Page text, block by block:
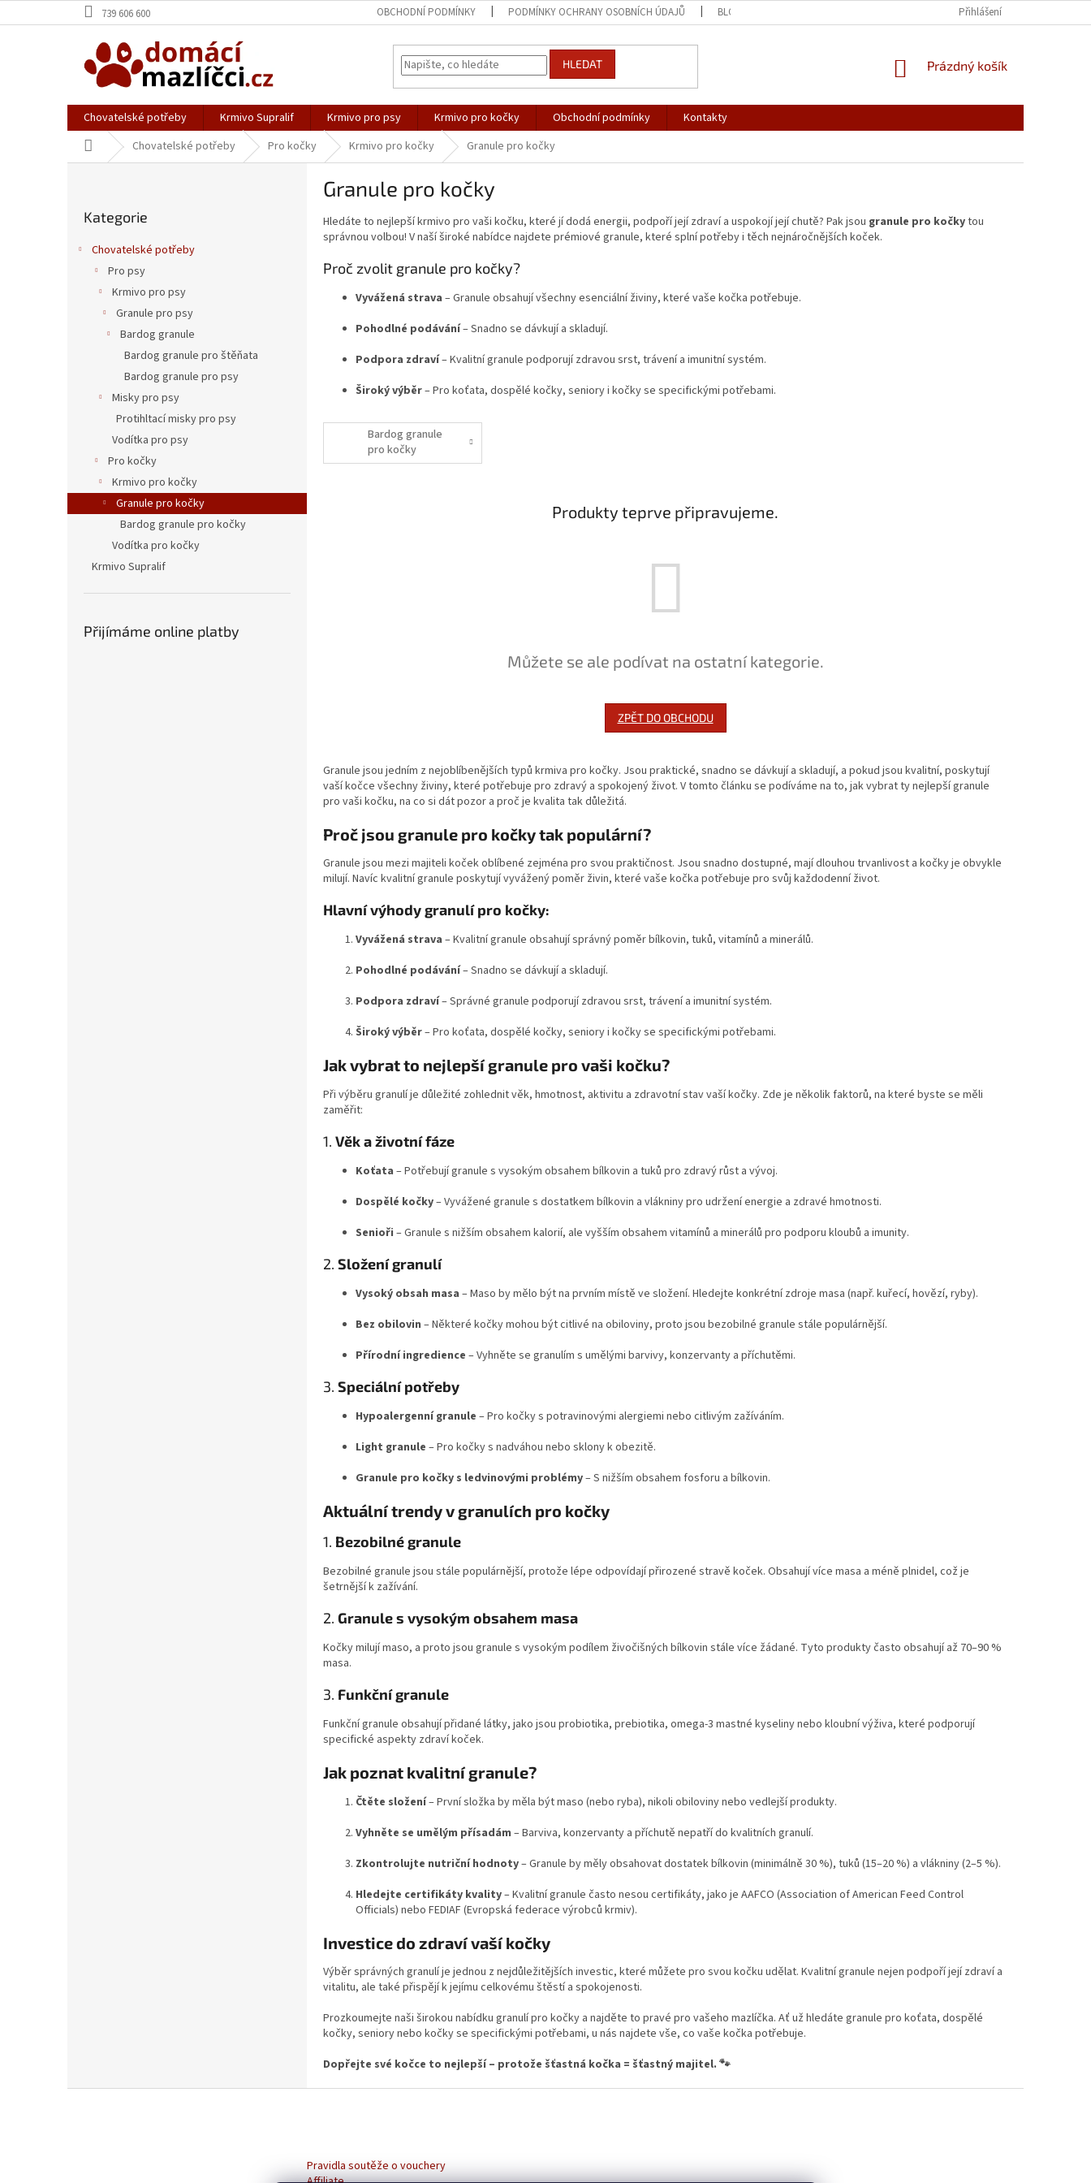
na
739 606 600 OBCHODNÍ PODMÍNKY PODMÍNKY OCHRANY OSOBNÍCH ÚDAJŮ BLOG DOMÁCÍHO MAZLÍČKA Přihlášení
HLEDAT
NÁKUPNÍ
Prázdný košík
Chovatelské potřeby Krmivo Supralif Krmivo pro psy Krmivo pro kočky Obchodní podmínky
Kontakty
Domů Chovatelské potřeby Pro kočky Krmivo pro kočky Granule pro kočky
kategorie
Kategorie
Chovatelské potřeby
Pro psy
Krmivo pro psy
Granule pro psy
Bardog granule
Bardog granule pro štěňata
Bardog granule pro psy
Misky pro psy
Protihltací misky pro psy
Vodítka pro psy
Pro kočky
Krmivo pro kočky
Granule pro kočky
Bardog granule pro kočky
Vodítka pro kočky
Krmivo Supralif
Přijímáme online platby
Granule pro kočky
Hledáte to nejlepší krmivo pro vaši kočku, které jí dodá energii, podpoří její zdraví a uspokojí její chutě? Pak jsou granule pro kočkytou
správnou volbou! V naší široké nabídce najdete prémiové granule, které splní potřeby i těch nejnáročnějších koček.
Proč zvolit granule pro kočky?
Vyvážená strava – Granule obsahují všechny esenciální živiny, které vaše kočka potřebuje.
Pohodlné podávání– Snadno se dávkují a skladují.
Podpora zdraví– Kvalitní granule podporují zdravou srst, trávení a imunitní systém.
Široký výběr– Pro koťata, dospělé kočky, seniory i kočky se specifickými potřebami.
Bardog granule
pro kočky
Produkty teprve připravujeme.
Můžete se ale podívat na ostatní kategorie.
ZPĚT DO OBCHODU
Granule jsou jedním z nejoblíbenějších typů krmiva pro kočky. Jsou praktické, snadno se dávkují a skladují, a pokud jsou kvalitní, poskytují
vaší kočce všechny živiny, které potřebuje pro zdravý a spokojený život. V tomto článku se podíváme na to, jak vybrat ty nejlepší granule
pro vaši kočku, na co si dát pozor a proč je kvalita tak důležitá.
Proč jsou granule pro kočky tak populární?
Granule jsou mezi majiteli koček oblíbené zejména pro svou praktičnost. Jsou snadno dostupné, mají dlouhou trvanlivost a kočky je obvykle
milují. Navíc kvalitní granule poskytují vyvážený poměr živin, které vaše kočka potřebuje pro svůj každodenní život.
Hlavní výhody granulí pro kočky:
Vyvážená strava – Kvalitní granule obsahují správný poměr bílkovin, tuků, vitamínů a minerálů.
Pohodlné podávání– Snadno se dávkují a skladují.
Podpora zdraví– Správné granule podporují zdravou srst, trávení a imunitní systém.
Široký výběr– Pro koťata, dospělé kočky, seniory i kočky se specifickými potřebami.
Jak vybrat to nejlepší granule pro vaši kočku?
Při výběru granulí je důležité zohlednit věk, hmotnost, aktivitu a zdravotní stav vaší kočky. Zde je několik faktorů, na které byste se měli
zaměřit:
1. Věk a životní fáze
Koťata – Potřebují granule s vysokým obsahem bílkovin a tuků pro zdravý růst a vývoj.
Dospělé kočky– Vyvážené granule s dostatkem bílkovin a vlákniny pro udržení energie a zdravé hmotnosti.
Senioři – Granule s nižším obsahem kalorií, ale vyšším obsahem vitamínů a minerálů pro podporu kloubů a imunity.
2. Složení granulí
Vysoký obsah masa – Maso by mělo být na prvním místě ve složení. Hledejte konkrétní zdroje masa (např. kuřecí, hovězí, ryby).
Bez obilovin – Některé kočky mohou být citlivé na obiloviny, proto jsou bezobilné granule stále populárnější.
Přírodní ingredience – Vyhněte se granulím s umělými barvivy, konzervanty a příchutěmi.
3. Speciální potřeby
Hypoalergenní granule – Pro kočky s potravinovými alergiemi nebo citlivým zažíváním.
Light granule – Pro kočky s nadváhou nebo sklony k obezitě.
Granule pro kočky s ledvinovými problémy– S nižším obsahem fosforu a bílkovin.
Aktuální trendy v granulích pro kočky
1. Bezobilné granule
Bezobilné granule jsou stále populárnější, protože lépe odpovídají přirozené stravě koček. Obsahují více masa a méně plnidel, což je
šetrnější k zažívání.
2. Granule s vysokým obsahem masa
Kočky milují maso, a proto jsou granule s vysokým podílem živočišných bílkovin stále více žádané. Tyto produkty často obsahují až 70–90 %
masa.
3. Funkční granule
Funkční granule obsahují přidané látky, jako jsou probiotika, prebiotika, omega-3 mastné kyseliny nebo kloubní výživa, které podporují
specifické aspekty zdraví koček.
Jak poznat kvalitní granule?
Čtěte složení– První složka by měla být maso (nebo ryba), nikoli obiloviny nebo vedlejší produkty.
Vyhněte se umělým přísadám – Barviva, konzervanty a příchutě nepatří do kvalitních granulí.
Zkontrolujte nutriční hodnoty– Granule by měly obsahovat dostatek bílkovin (minimálně 30 %), tuků (15–20 %) a vlákniny (2–5 %).
Hledejte certifikáty kvality– Kvalitní granule často nesou certifikáty, jako je AAFCO (Association of American Feed Control
Officials) nebo FEDIAF (Evropská federace výrobců krmiv).
Investice do zdraví vaší kočky
Výběr správných granulí je jednou z nejdůležitějších investic, které můžete pro svou kočku udělat. Kvalitní granule nejen podpoří její zdraví a
vitalitu, ale také přispějí k jejímu celkovému štěstí a spokojenosti.
Prozkoumejte naši širokou nabídku granulí pro kočky a najděte to pravé pro vašeho mazlíčka. Ať už hledáte granule pro koťata, dospělé
kočky, seniory nebo kočky se specifickými potřebami, u nás najdete vše, co vaše kočka potřebuje.
Dopřejte své kočce to nejlepší – protože šťastná kočka = šťastný majitel. 🐾
Pravidla soutěže o vouchery